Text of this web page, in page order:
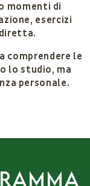
momenti di
esercizi
comprendere le
lo studio, ma
personale.